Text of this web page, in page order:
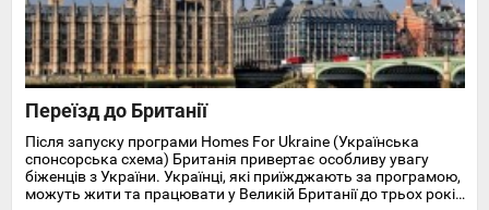
Переїзд до Британії
Після запуску програми Homes For Ukraine (Українська
спонсорська схема) Британія привертає особливу увагу
біженців з України. Українці, які приїжджають за програмою,
можуть жити та працювати у Великій Британії до трьох років